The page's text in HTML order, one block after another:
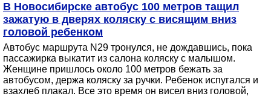
В Новосибирске автобус 100 метров тащил
зажатую в дверях коляску с висящим вниз
головой ребенком
Автобус маршрута N29 тронулся, не дождавшись, пока
пассажирка выкатит из салона коляску с малышом.
Женщине пришлось около 100 метров бежать за
автобусом, держа коляску за ручки. Ребенок испугался и
взахлеб плакал. Все это время он висел вниз головой,